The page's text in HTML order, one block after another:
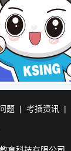
题 | 考插资讯 |